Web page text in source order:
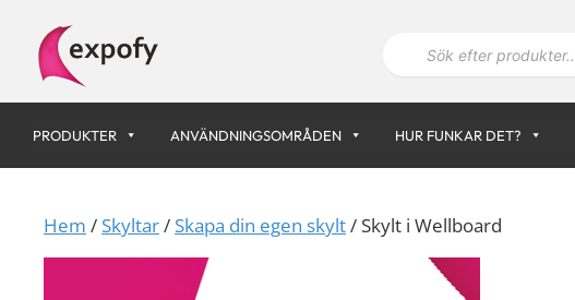
innehåll
u
n
i
PRODUKTER ANVÄNDNINGSOMRÅDEN HUR FUNKAR DET?
Hem / Skyltar/ Skapa din egen skylt/ Skylt i Wellboard